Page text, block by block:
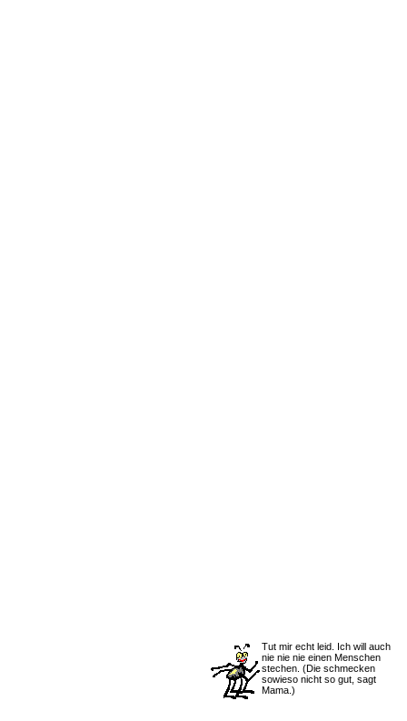
Tut mir echt leid. Ich will auch
nie nie nie einen Menschen
stechen. (Die schmecken
sowieso nicht so gut, sagt
Mama.)